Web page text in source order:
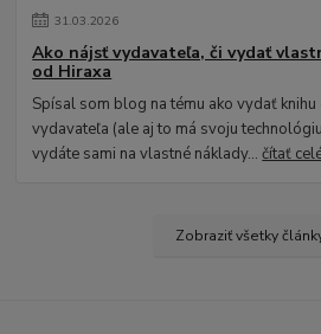
31.03.2026
Ako nájsť vydavateľa, či vydať
od Hiraxa
Spísal som blog na tému ako vydať
vydavateľa (ale aj to má svoju
vydáte sami na vlastné náklady...čítať
Zobraziť všetky